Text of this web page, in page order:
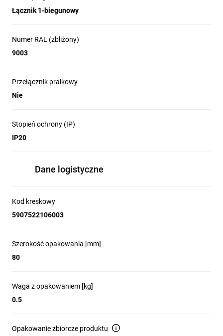
Łącznik 1-biegunowy
Numer RAL (zbliżony)
9003
Przełącznik pralkowy
Nie
Stopień ochrony (IP)
IP20
Dane logistyczne
Kod kreskowy
5907522106003
Szerokość opakowania [mm]
80
Waga z opakowaniem [kg]
0.5
Opakowanie zbiorcze produktu